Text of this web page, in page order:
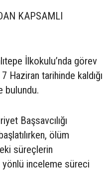
KAPSAMLI
İlkokulu’nda görev
Haziran tarihinde kaldığı
bulundu.
Başsavcılığı
ölüm
süreçlerin
yönlü inceleme süreci